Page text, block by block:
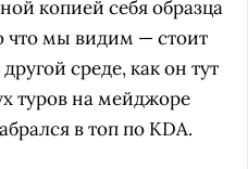
копией себя образца
что мы видим — стоит
среде, как он тут
туров на мейджоре
в топ по KDA.